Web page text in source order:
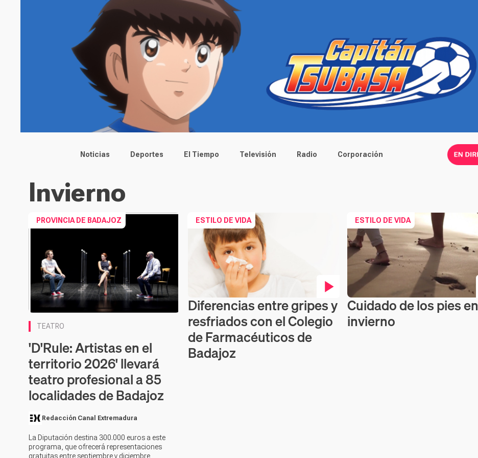
Main menu
Noticias Deportes El Tiempo Televisión Radio Corporación
Invierno
PROVINCIA DE BADAJOZ
TEATRO
'D'Rule: Artistas en el
territorio 2026' llevará
teatro profesional a 85
localidades de Badajoz
Redacción Canal Extremadura
La Diputación destina 300.000 euros a este
programa, que ofrecerá representaciones
gratuitas entre septiembre y diciembre
ESTILO DE VIDA
Contenido en vídeo
Diferencias entre gripes y
resfriados con el Colegio
de Farmacéuticos de
Badajoz
ESTILO DE VIDA
Contenido en vídeo
Cuidado de los pies en
invierno